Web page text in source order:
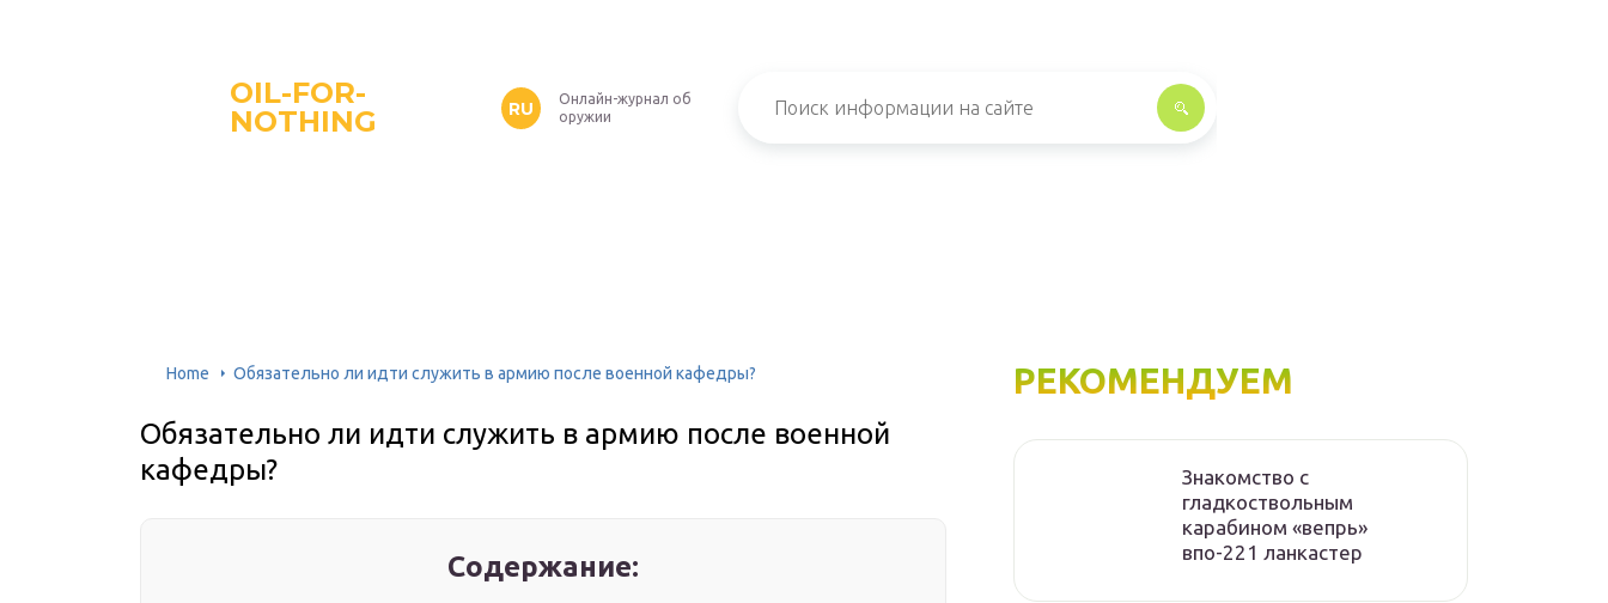
OIL-FOR-
NOTHING
RU
Онлайн-журнал об
оружии
Home Обязательно ли идти служить в армию после военной кафедры?
Обязательно ли идти служить в армию после военной
кафедры?
Содержание:
РЕКОМЕНДУЕМ
Знакомство с
гладкоствольным
карабином «вепрь»
впо-221 ланкастер